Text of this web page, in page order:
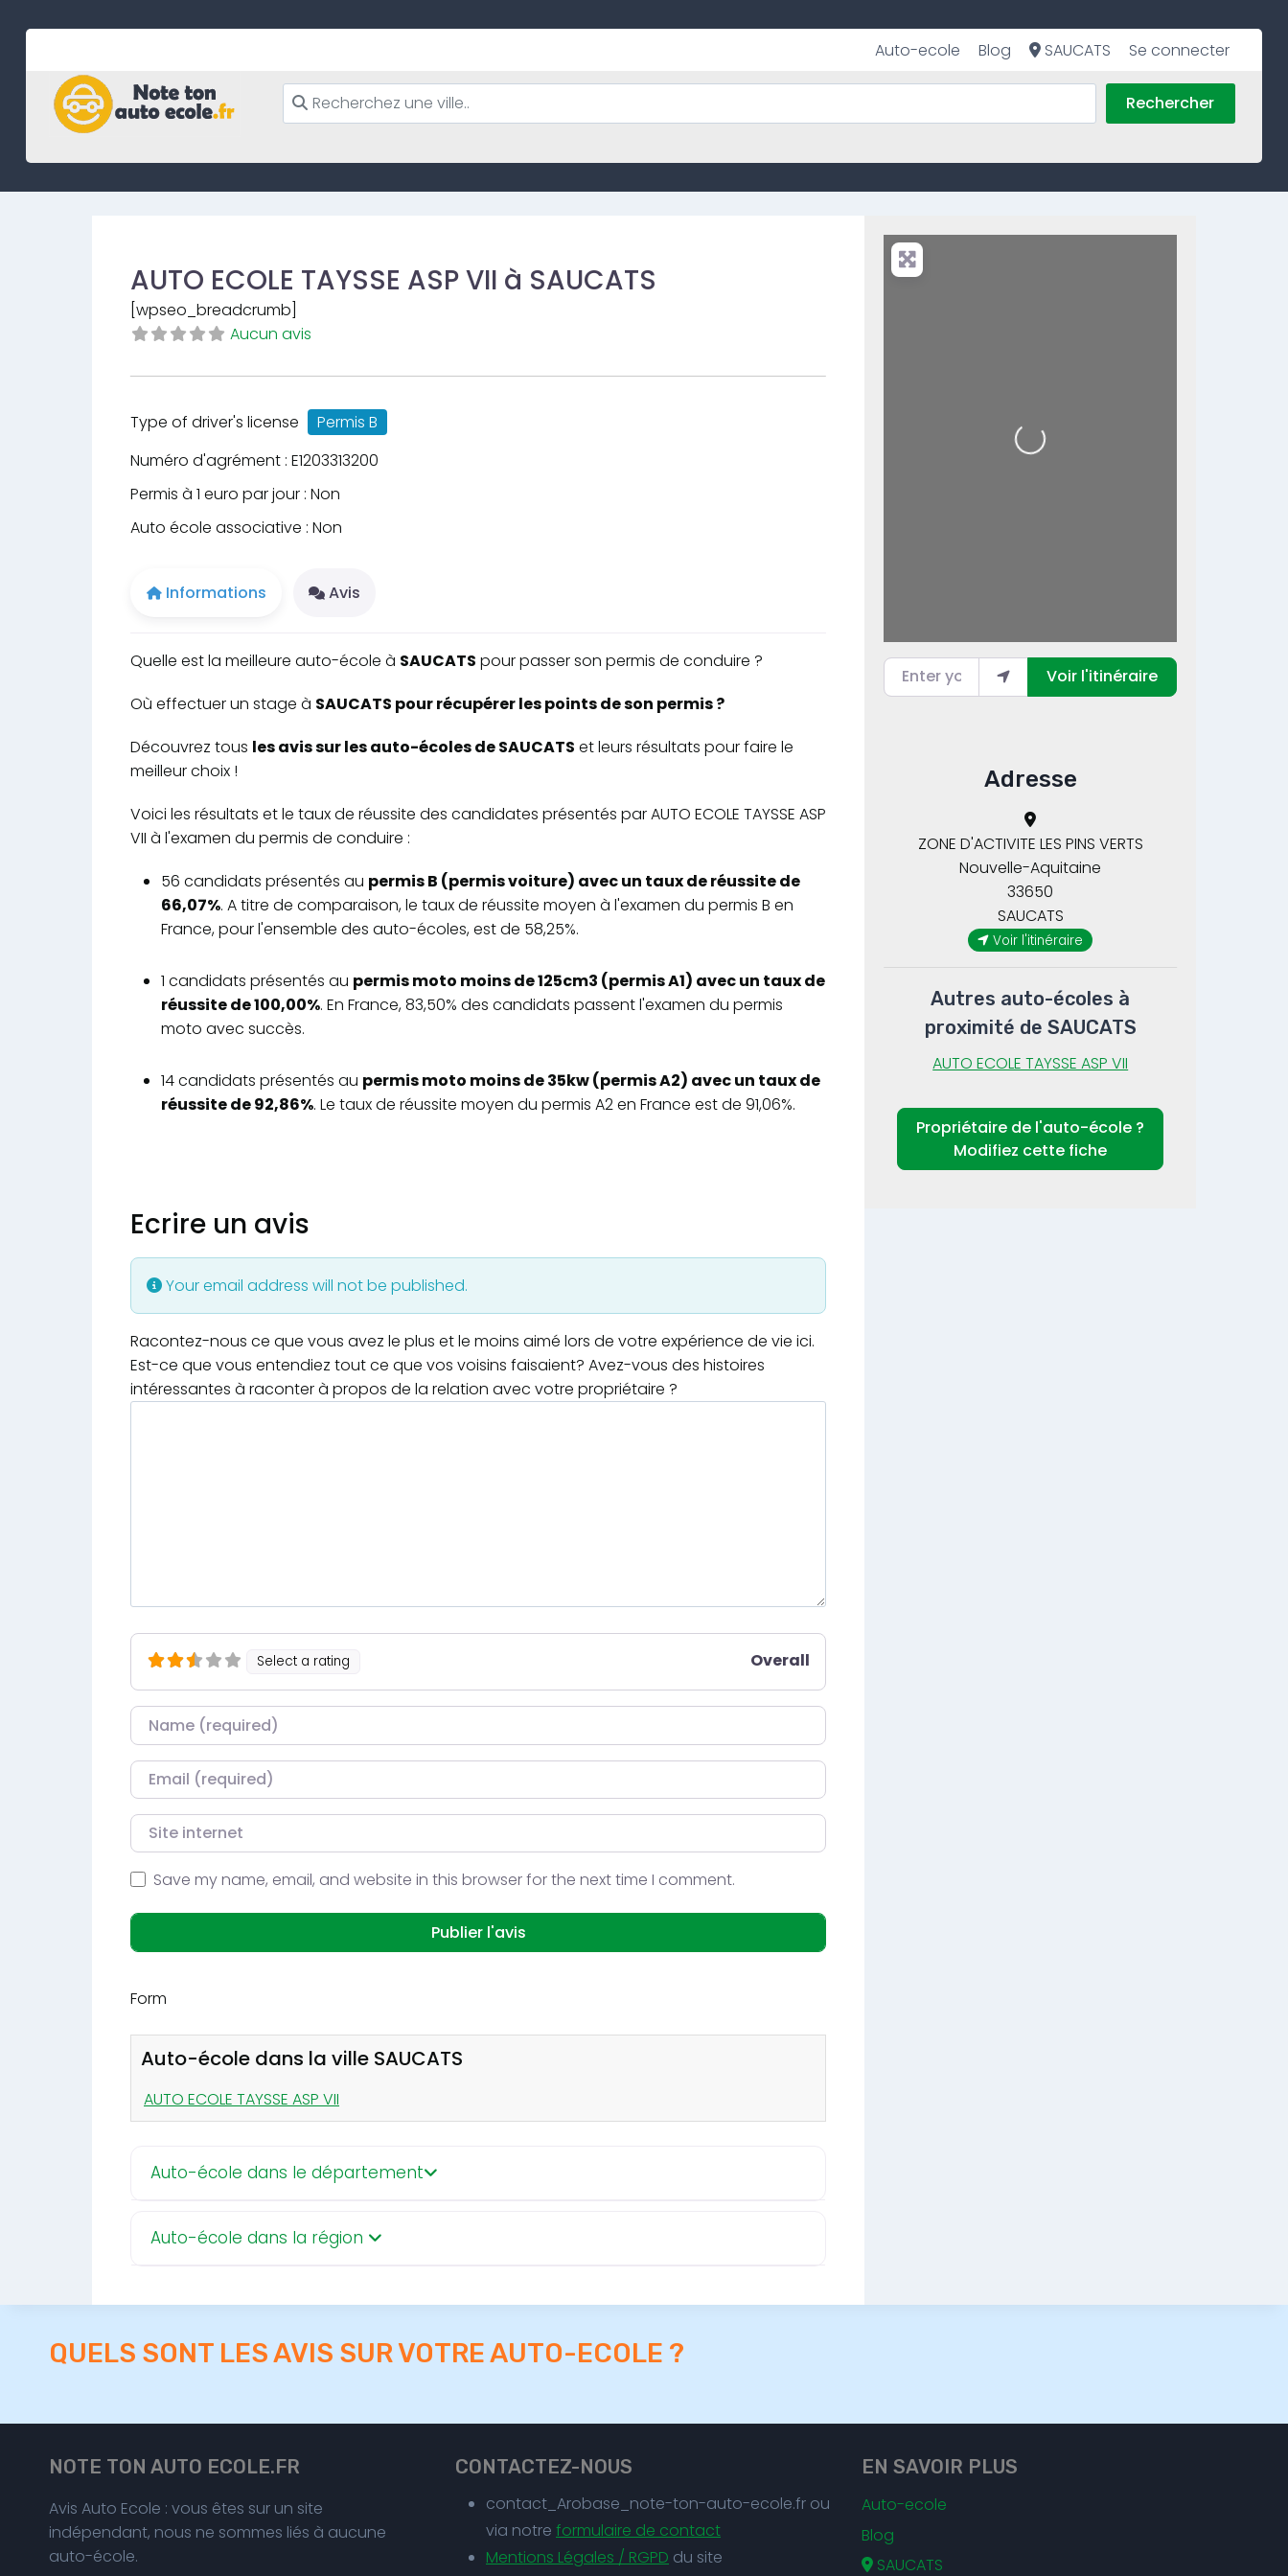
Auto-ecole Blog SAUCATS Se connecter
Rechercher
AUTO ECOLE TAYSSE ASP VII à SAUCATS
[wpseo_breadcrumb]
Aucun avis
Type of driver's license
Permis B
Numéro d'agrément : E1203313200
Permis à 1 euro par jour : Non
Auto école associative : Non
Informations Avis
Quelle est la meilleure auto-école à SAUCATS pour passer son permis de conduire ?
Où effectuer un stage à SAUCATS pour récupérer les points de son permis ?
Découvrez tous les avis sur les auto-écoles de SAUCATS et leurs résultats pour faire le
meilleur choix !
Voici les résultats et le taux de réussite des candidates présentés par AUTO ECOLE TAYSSE ASP
VII à l'examen du permis de conduire :
56 candidats présentés au permis B (permis voiture) avec un taux de réussite de
66,07%. A titre de comparaison, le taux de réussite moyen à l'examen du permis B en
France, pour l'ensemble des auto-écoles, est de 58,25%.
1 candidats présentés au permis moto moins de 125cm3 (permis A1) avec un taux de
réussite de 100,00%. En France, 83,50% des candidats passent l'examen du permis
moto avec succès.
14 candidats présentés au permis moto moins de 35kw (permis A2) avec un taux de
réussite de 92,86%. Le taux de réussite moyen du permis A2 en France est de 91,06%.
Ecrire un avis
Your email address will not be published.
Racontez-nous ce que vous avez le plus et le moins aimé lors de votre expérience de vie ici.
Est-ce que vous entendiez tout ce que vos voisins faisaient? Avez-vous des histoires
intéressantes à raconter à propos de la relation avec votre propriétaire ?
Select a rating Overall
Nom
Courriel
Site internet
Save my name, email, and website in this browser for the next time I comment.
Form
Auto-école dans la ville SAUCATS
AUTO ECOLE TAYSSE ASP VII
Auto-école dans le département
Auto-école dans la région
Loading...
Enter your location
Voir l'itinéraire
Adresse
ZONE D'ACTIVITE LES PINS VERTS
SAUCATS
Nouvelle-Aquitaine
33650
Voir l'itinéraire
Autres auto-écoles à
proximité de SAUCATS
AUTO ECOLE TAYSSE ASP VII
Propriétaire de l'auto-école ?
Modifiez cette fiche
QUELS SONT LES AVIS SUR VOTRE AUTO-ECOLE ?
NOTE TON AUTO ECOLE.FR
Avis Auto Ecole : vous êtes sur un site
indépendant, nous ne sommes liés à aucune
auto-école.
CONTACTEZ-NOUS
contact_Arobase_note-ton-auto-ecole.fr ou
via notre formulaire de contact
Mentions Légales / RGPD du site
EN SAVOIR PLUS
Auto-ecole
Blog
SAUCATS